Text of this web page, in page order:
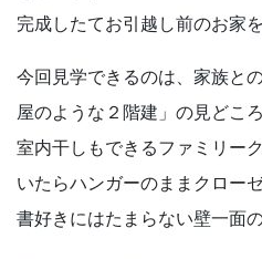
完成したてお引越し前のお家
今回見学できるのは、家族と
屋のような２階建」の見どこ
室内干しもできるファミリー
いたらハンガーのままクロ
書好きにはたまらない壁一面